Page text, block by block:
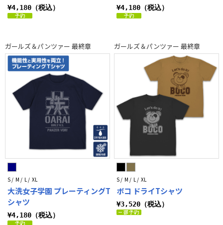
¥4,180（税込） ¥4,180（税込）
ガールズ＆パンツァー 最終章
S / M / L / XL
大洗女子学園 プレーティングT
シャツ
¥4,180（税込）
ガールズ＆パンツァー 最終章
S / M / L / XL
ボコ ドライTシャツ
¥3,520（税込）